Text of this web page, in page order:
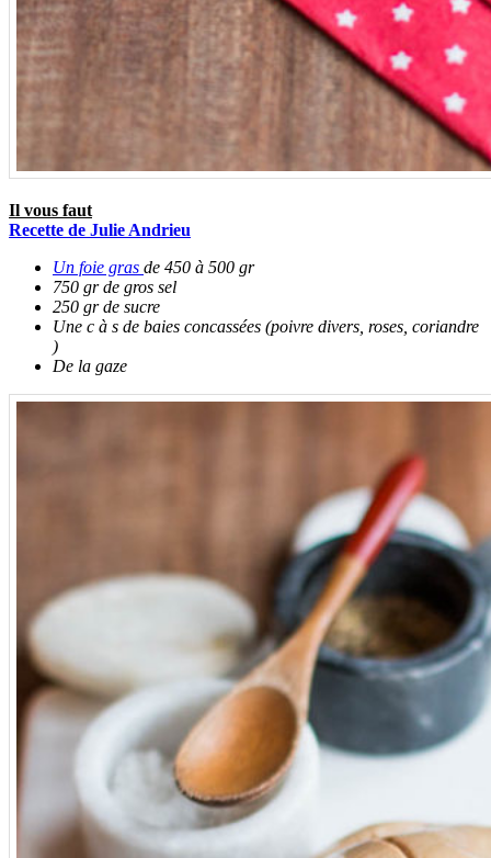
Il vous faut
Recette de Julie Andrieu
Un foie gras de 450 à 500 gr
750 gr de gros sel
250 gr de sucre
Une c à s de baies concassées (poivre divers, roses, coriandre
)
De la gaze